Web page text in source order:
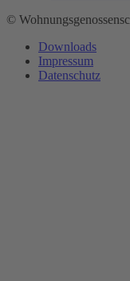
©
Downloads
Impressum
Datenschutz